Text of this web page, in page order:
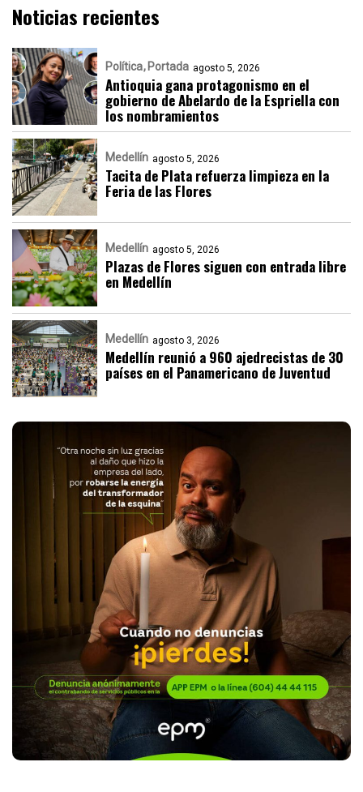
Noticias recientes
Política Portada agosto 5, 2026
Antioquia gana protagonismo en el
gobierno de Abelardo de la Espriella con
los nombramientos
Medellín agosto 5, 2026
Tacita de Plata refuerza limpieza en la
Feria de las Flores
Medellín agosto 5, 2026
Plazas de Flores siguen con entrada libre
en Medellín
Medellín agosto 3, 2026
Medellín reunió a 960 ajedrecistas de 30
países en el Panamericano de Juventud